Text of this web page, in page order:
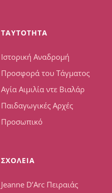
TAYTOTHTA
Ιστορική Αναδρομή
Προσφορά του Τάγματος
Αγία Αιμιλία ντε Βιαλάρ
Παιδαγωγικές Αρχές
Προσωπικό
ΣΧΟΛΕΙΑ
Jeanne D’Arc Πειραιάς